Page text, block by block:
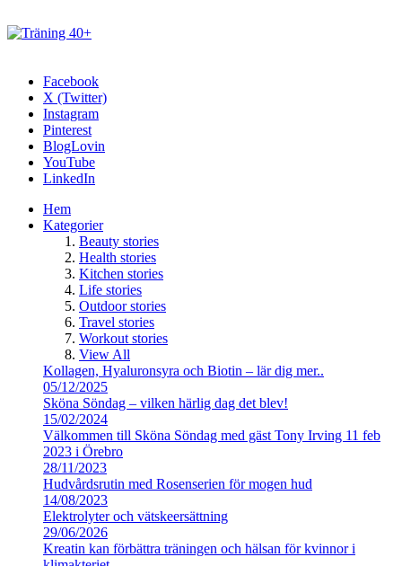
Facebook
X (Twitter)
Instagram
Pinterest
BlogLovin
YouTube
LinkedIn
Hem
Kategorier
Beauty stories
Health stories
Kitchen stories
Life stories
Outdoor stories
Travel stories
Workout stories
View All
Kollagen, Hyaluronsyra och Biotin – lär dig mer..
05/12/2025
Sköna Söndag – vilken härlig dag det blev!
15/02/2024
Välkommen till Sköna Söndag med gäst Tony Irving 11 feb
2023 i Örebro
28/11/2023
Hudvårdsrutin med Rosenserien för mogen hud
14/08/2023
Elektrolyter och vätskeersättning
29/06/2026
Kreatin kan förbättra träningen och hälsan för kvinnor i